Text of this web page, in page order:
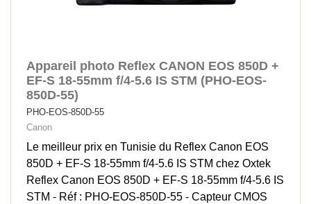
Appareil photo Reflex CANON EOS 850D +
EF-S 18-55mm f/4-5.6 IS STM (PHO-EOS-
850D-55)
PHO-EOS-850D-55
Canon
Le meilleur prix en Tunisie du Reflex Canon EOS
850D + EF-S 18-55mm f/4-5.6 IS STM chez Oxtek
Reflex Canon EOS 850D + EF-S 18-55mm f/4-5.6 IS
STM - Réf : PHO-EOS-850D-55 - Capteur CMOS